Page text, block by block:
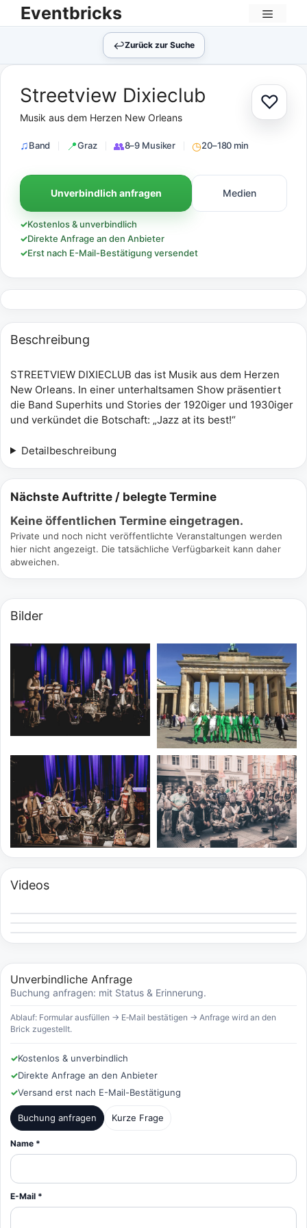
Zum
Inhalt
Eventbricks
Menü
↩︎Zurück zur Suche
♡Zur
Streetview Dixieclub
Musik aus dem Herzen New Orleans
Band Graz 8–9 Musiker 20–180 min
Unverbindlich anfragen Medien
✓Kostenlos & unverbindlich
✓Direkte Anfrage an den Anbieter
✓Erst nach E-Mail-Bestätigung versendet
Beschreibung
STREETVIEW DIXIECLUB das ist Musik aus dem Herzen
New Orleans. In einer unterhaltsamen Show präsentiert
die Band Superhits und Stories der 1920iger und 1930iger
und verkündet die Botschaft: „Jazz at its best!“
Detailbeschreibung
Nächste Auftritte / belegte Termine
Keine öffentlichen Termine eingetragen.
Private und noch nicht veröffentlichte Veranstaltungen werden
hier nicht angezeigt. Die tatsächliche Verfügbarkeit kann daher
abweichen.
Bilder
Videos
Unverbindliche Anfrage
Buchung anfragen: mit Status & Erinnerung.
Ablauf: Formular ausfüllen → E‑Mail bestätigen → Anfrage wird an den
Brick zugestellt.
✓Kostenlos & unverbindlich
✓Direkte Anfrage an den Anbieter
✓Versand erst nach E-Mail-Bestätigung
Buchung anfragen Kurze Frage
Name *
E-Mail *